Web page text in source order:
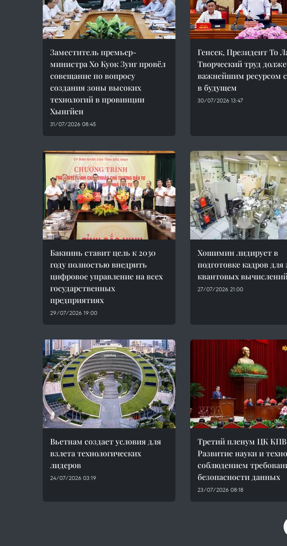
Заместитель премьер-
министра Хо Куок Зунг провёл
совещание по вопросу
создания зоны высоких
технологий в провинции
Хынгйен
31/07/2026 08:45
Генсек, Президент То
Творческий труд
важнейшим ресурсом
в будущем
30/07/2026 13:47
Бакнинь ставит цель к 2030
году полностью внедрить
цифровое управление на всех
государственных
предприятиях
29/07/2026 19:00
Хошимин лидирует в
подготовке кадров для
квантовых
27/07/2026 21:00
Вьетнам создает условия для
взлета технологических
лидеров
24/07/2026 03:19
Третий пленум ЦК
Развитие науки и
соблюдением
безопасности данных
23/07/2026 08:18